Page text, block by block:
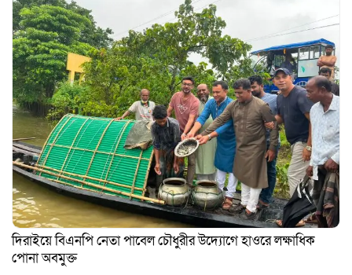
দিরাইয়ে বিএনপি নেতা পাবেল চৌধুরীর উদ্যোগে হাওরে লক্ষাধিক
পোনা অবমুক্ত